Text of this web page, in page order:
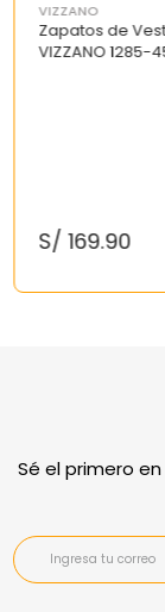
VIZZANO
Zapatos de
VIZZANO 1285-
S/ 169.90